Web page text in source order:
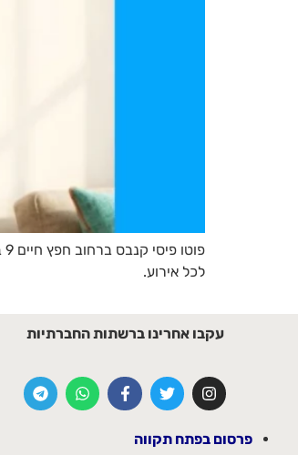
לכל אירוע.
עקבו אחרינו ברשתות החברתיות
פרסום בפתח תקווה